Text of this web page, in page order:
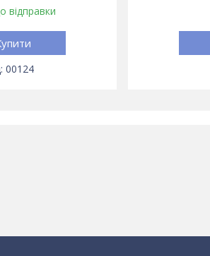
відправки
00124